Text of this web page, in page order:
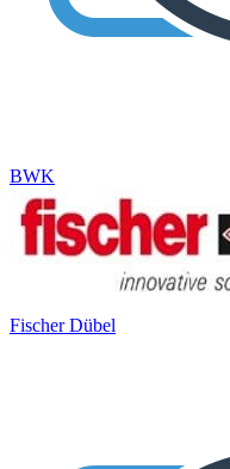
BWK
Fischer Dübel